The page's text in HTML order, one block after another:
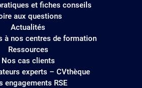
et fiches conseils
aux questions
Actualités
à nos centres de formation
Ressources
Nos cas clients
experts – CVthèque
engagements RSE